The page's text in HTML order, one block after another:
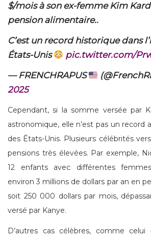
$/mois à son ex-femme Kim
pension alimentaire..
C’est un record historique dans
États-Unis
pic.twitter.com/
— FRENCHRAPUS
2025
Cependant, si la somme versée par
astronomique, elle n’est pas un record
des États-Unis. Plusieurs célébrités
pensions très élevées. Par exemple,
12 enfants avec différentes
environ 3 millions de dollars par an en
soit 250 000 dollars par mois,
versé par Kanye.
D’autres cas célèbres, comme